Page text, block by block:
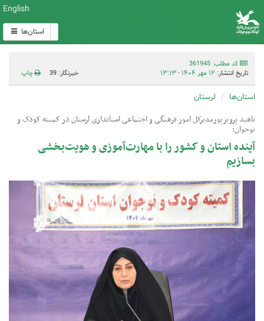
English
استان‌ها
کد مطلب: 361945
تاریخ انتشار: ۱۲ مهر ۱۴۰۴ - ۱۳:۱۳ خبرنگار: 39 چاپ
استان‌ها لرستان
ناهید پرویزپورمدیرکل امور فرهنگی و اجتماعی استانداری لرستان در کمیته کودک و
نوجوان:
آینده استان و کشور را با مهارت‌آموزی و هویت‌بخشی
بسازیم